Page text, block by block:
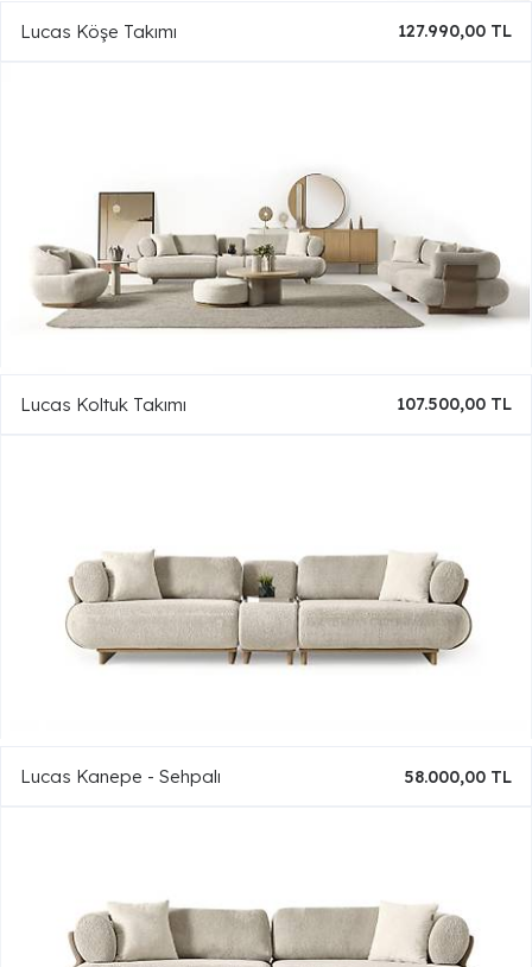
Lucas Köşe Takımı 127.990,00 TL
Lucas Koltuk Takımı 107.500,00 TL
Lucas Kanepe - Sehpalı 58.000,00 TL